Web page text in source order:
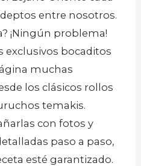
entre nosotros.
¡Ningún problema!
exclusivos bocaditos
muchas
los clásicos rollos
temakis.
con fotos y
paso a paso,
esté garantizado.